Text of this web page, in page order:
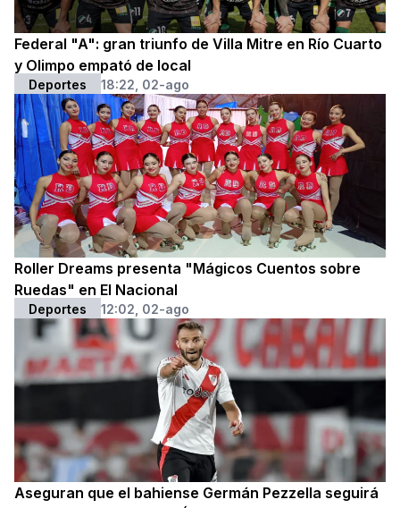
Federal "A": gran triunfo de Villa Mitre en Río Cuarto
y Olimpo empató de local
Deportes 18:22, 02-ago
Roller Dreams presenta "Mágicos Cuentos sobre
Ruedas" en El Nacional
Deportes 12:02, 02-ago
Aseguran que el bahiense Germán Pezzella seguirá